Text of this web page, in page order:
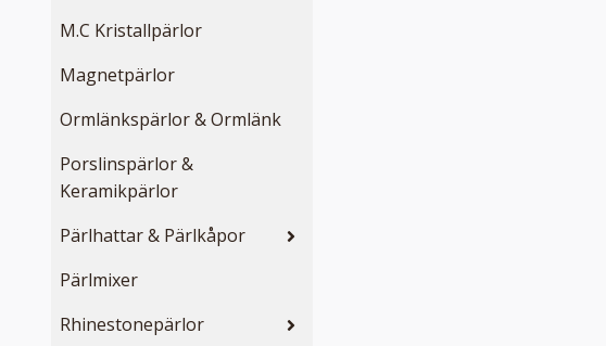
M.C Kristallpärlor
Magnetpärlor
Ormlänkspärlor & Ormlänk
Porslinspärlor &
Keramikpärlor
Pärlhattar & Pärlkåpor
Pärlmixer
Rhinestonepärlor